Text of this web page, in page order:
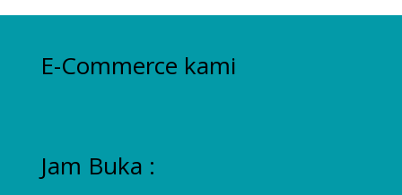
E-Commerce kami
Jam Buka :